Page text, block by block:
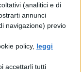
(analitici e di
annunci
navigazione) previo
policy, leggi
accettarli tutti
quanto previsto dalla